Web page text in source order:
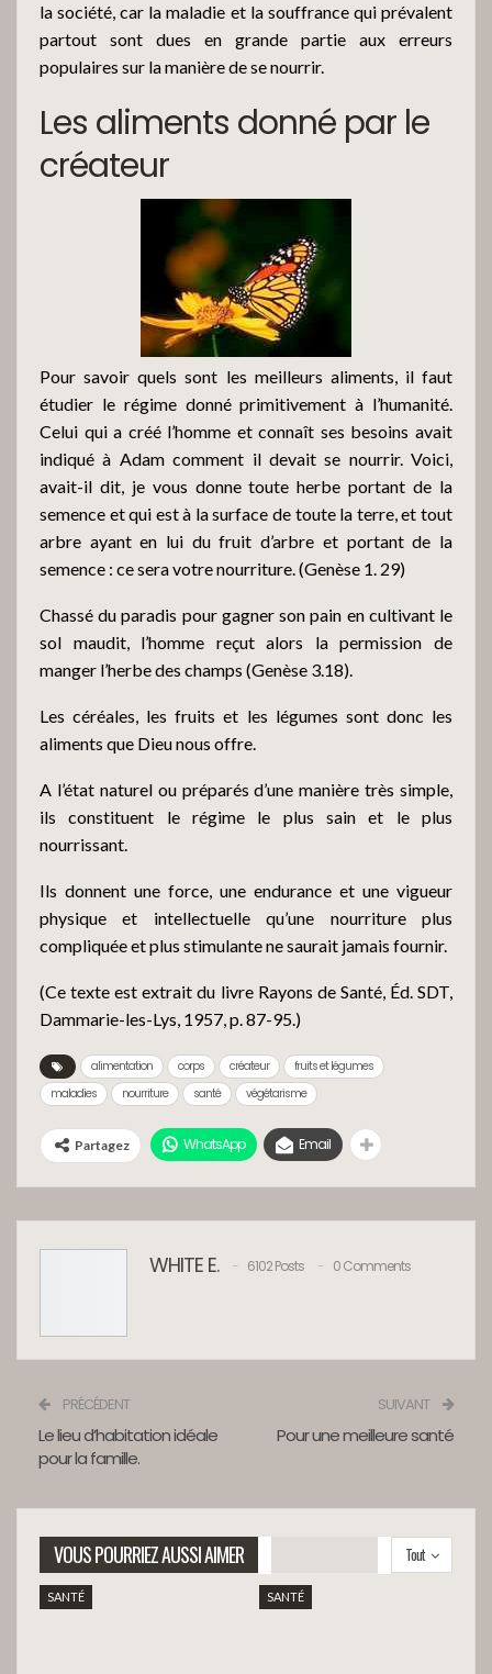
la société, car la maladie et la souffrance qui prévalent
partout sont dues en grande partie aux erreurs
populaires sur la manière de se nourrir.
Les aliments donné par le
créateur
Pour savoir quels sont les meilleurs aliments, il faut
étudier le régime donné primitivement à l’humanité.
Celui qui a créé l’homme et connaît ses besoins avait
indiqué à Adam comment il devait se nourrir. Voici,
avait-il dit, je vous donne toute herbe portant de la
semence et qui est à la surface de toute la terre, et tout
arbre ayant en lui du fruit d’arbre et portant de la
semence : ce sera votre nourriture. (Genèse 1. 29)
Chassé du paradis pour gagner son pain en cultivant le
sol maudit, l’homme reçut alors la permission de
manger l’herbe des champs (Genèse 3.18).
Les céréales, les fruits et les légumes sont donc les
aliments que Dieu nous offre.
A l’état naturel ou préparés d’une manière très simple,
ils constituent le régime le plus sain et le plus
nourrissant.
Ils donnent une force, une endurance et une vigueur
physique et intellectuelle qu’une nourriture plus
compliquée et plus stimulante ne saurait jamais fournir.
(Ce texte est extrait du livre Rayons de Santé, Éd. SDT,
Dammarie-les-Lys, 1957, p. 87-95.)
alimentation corps créateur
fruits et légumes
maladies
nourriture santé végétarisme
Partagez WhatsApp Email
WHITE E. 6102 Posts 0 Comments
PRÉCÉDENT
Le lieu d’habitation idéale
pour la famille.
SUIVANT
Pour une meilleure santé
Tout
VOUS POURRIEZ AUSSI AIMER
SANTÉ SANTÉ